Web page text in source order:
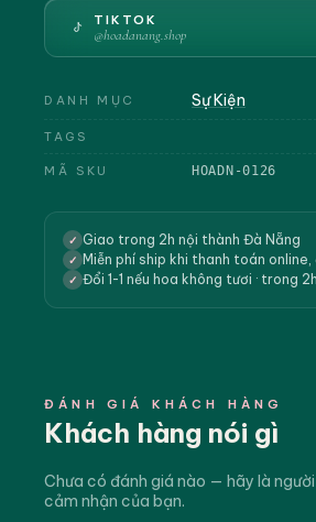
TIKTOK
@hoadanang.shop
DANH MỤC Sự Kiện
TAGS
MÃ SKU HOADN-0126
✓ Giao trong 2h nội thành Đà Nẵng
✓ Miễn phí ship khi thanh toán
✓ Đổi 1-1 nếu hoa không tươi · trong 2h
ĐÁNH GIÁ KHÁCH HÀNG
Khách hàng nói gì
Chưa có đánh giá nào — hãy là
cảm nhận của bạn.